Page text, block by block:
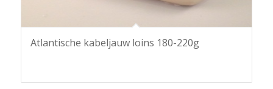
Atlantische kabeljauw loins 180-220g